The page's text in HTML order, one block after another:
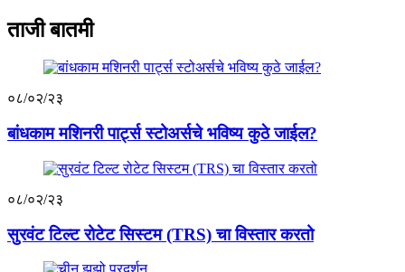
ताजी बातमी
०८/०२/२३
बांधकाम मशिनरी पार्ट्स स्टोअर्सचे भविष्य कुठे जाईल?
०८/०२/२३
सुरवंट टिल्ट रोटेट सिस्टम (TRS) चा विस्तार करतो